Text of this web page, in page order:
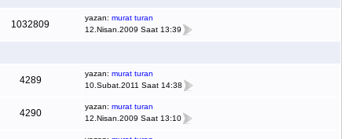
1032809
yazan: murat turan
12.Nisan.2009 Saat 13:39
4289
yazan: murat turan
10.Subat.2011 Saat 14:38
4290
yazan: murat turan
12.Nisan.2009 Saat 13:10